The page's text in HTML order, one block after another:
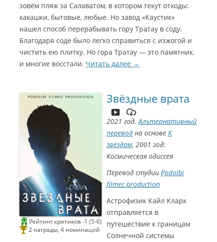
2
1
)
е
и
a
p
k
0
б
зовём пляж за Салаватом, в котором текут отходы:
какашки, бытовые, любые. Но завод «Каустик»
нашел способ перерабывать гору Тратау в соду.
Благодаря соде было легко справиться с изжогой и
чистить ею плитку. Но гора Тратау — это памятник,
и многие восстали. Читать далее →
Рейтинг критиков -1 (5-6)
2 награды, 4 номинаций
Звёздные врата
2021 год.Альтернативный
перевод на основе К
звёздам, 2001 год:
Космическая одиссея
Перевод студии Podolbi
filmec production
Астрофизик Кайл Кларк
отправляется в
путешествие к границам
Солнечной системы